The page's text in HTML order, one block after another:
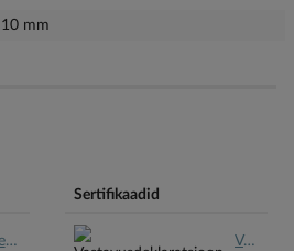
10 mm
Tooteleht et.pdf
Sertifikaadid
Vastavusdeklaratsioon en.pdf